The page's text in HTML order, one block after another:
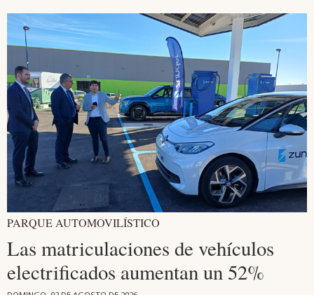
PARQUE AUTOMOVILÍSTICO
Las matriculaciones de vehículos
electrificados aumentan un 52%